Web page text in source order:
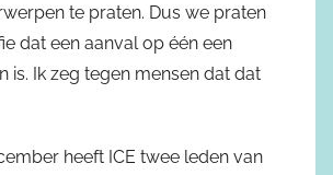
te praten. Dus we praten
dat een aanval op één een
is. Ik zeg tegen mensen dat dat
heeft ICE twee leden van